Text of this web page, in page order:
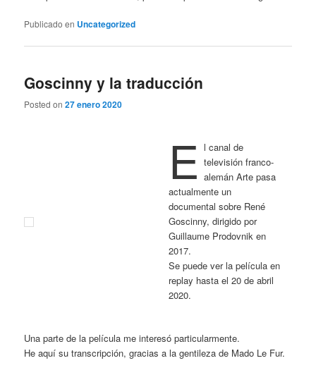
Publicado en Uncategorized
Goscinny y la traducción
Posted on27 enero 2020
E l canal de
televisión franco-
alemán Arte pasa
actualmente un
documental sobre René
Goscinny, dirigido por
Guillaume Prodovnik en
2017.
Se puede ver la película en
replay hasta el 20 de abril
2020.
Una parte de la película me interesó particularmente.
He aquí su transcripción, gracias a la gentileza de Mado Le Fur.